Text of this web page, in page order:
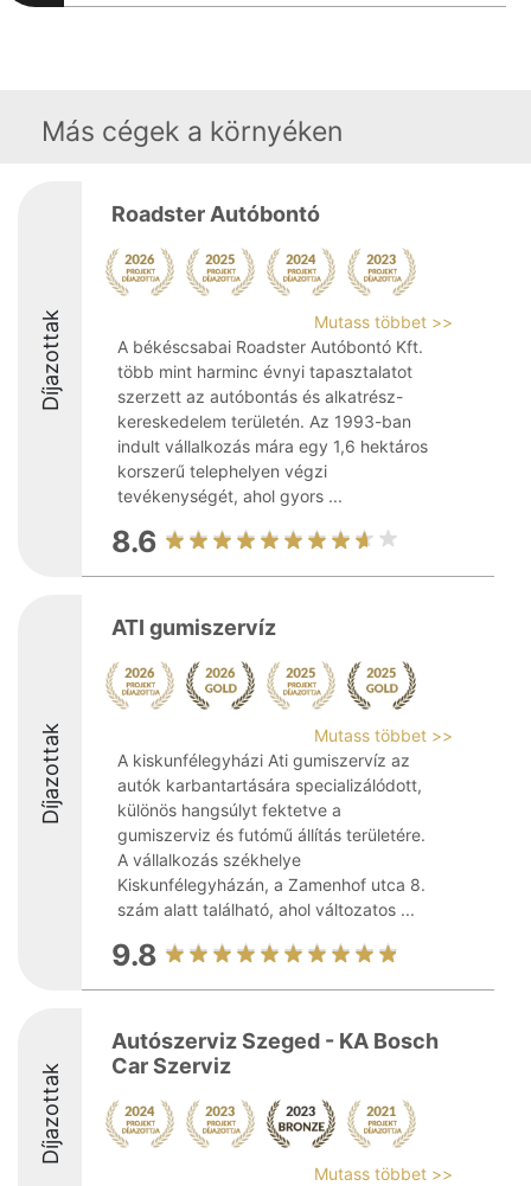
Más cégek a környéken
Díjazottak
Roadster Autóbontó
Mutass többet >>
A békéscsabai Roadster Autóbontó Kft.
több mint harminc évnyi tapasztalatot
szerzett az autóbontás és alkatrész-
kereskedelem területén. Az 1993-ban
indult vállalkozás mára egy 1,6 hektáros
korszerű telephelyen végzi
tevékenységét, ahol gyors ...
8.6
Díjazottak
ATI gumiszervíz
Mutass többet >>
A kiskunfélegyházi Ati gumiszervíz az
autók karbantartására specializálódott,
különös hangsúlyt fektetve a
gumiszerviz és futómű állítás területére.
A vállalkozás székhelye
Kiskunfélegyházán, a Zamenhof utca 8.
szám alatt található, ahol változatos ...
9.8
Díjazottak
Autószerviz Szeged - KA Bosch
Car Szerviz
Mutass többet >>